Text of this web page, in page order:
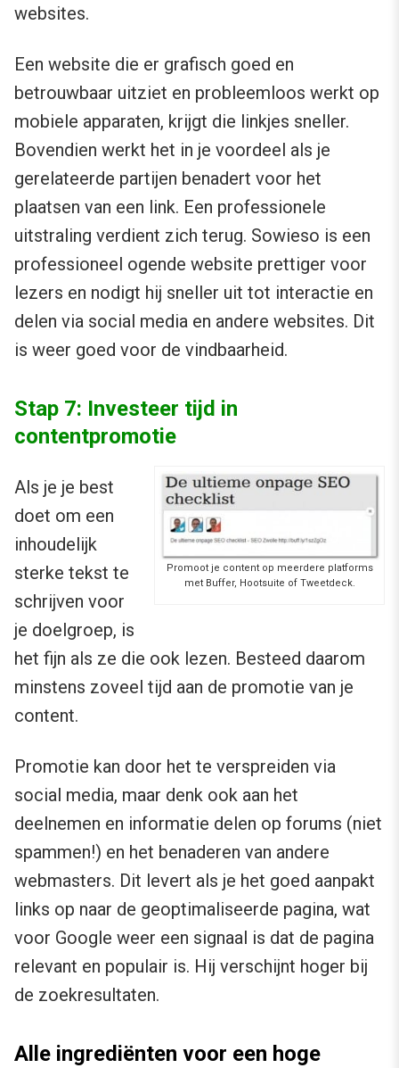
websites.
Een website die er grafisch goed en
betrouwbaar uitziet en probleemloos werkt op
mobiele apparaten, krijgt die linkjes sneller.
Bovendien werkt het in je voordeel als je
gerelateerde partijen benadert voor het
plaatsen van een link. Een professionele
uitstraling verdient zich terug. Sowieso is een
professioneel ogende website prettiger voor
lezers en nodigt hij sneller uit tot interactie en
delen via social media en andere websites. Dit
is weer goed voor de vindbaarheid.
Stap 7: Investeer tijd in
contentpromotie
Promoot je content op meerdere platforms
met Buffer, Hootsuite of Tweetdeck.
Als je je best
doet om een
inhoudelijk
sterke tekst te
schrijven voor
je doelgroep, is
het fijn als ze die ook lezen. Besteed daarom
minstens zoveel tijd aan de promotie van je
content.
Promotie kan door het te verspreiden via
social media, maar denk ook aan het
deelnemen en informatie delen op forums (niet
spammen!) en het benaderen van andere
webmasters. Dit levert als je het goed aanpakt
links op naar de geoptimaliseerde pagina, wat
voor Google weer een signaal is dat de pagina
relevant en populair is. Hij verschijnt hoger bij
de zoekresultaten.
Alle ingrediënten voor een hoge